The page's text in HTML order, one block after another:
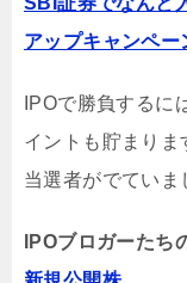
アップキャンペー
IPOで勝負するに
イントも貯まりま
当選者がでていま
IPOブロガーたち